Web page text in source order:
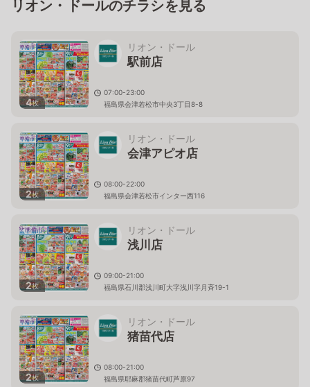
リオン・ドールのチラシを見る
4枚
リオン・ドール
駅前店
07:00-23:00
福島県会津若松市中央3丁目8-8
2枚
リオン・ドール
会津アピオ店
08:00-22:00
福島県会津若松市インター西116
2枚
リオン・ドール
浅川店
09:00-21:00
福島県石川郡浅川町大字浅川字月斉19-1
2枚
リオン・ドール
猪苗代店
08:00-21:00
福島県耶麻郡猪苗代町芦原97